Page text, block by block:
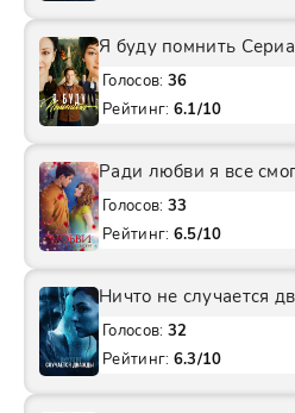
Я буду помнить
Голосов: 36
Рейтинг: 6.1/10
Ради любви я все
Голосов: 33
Рейтинг: 6.5/10
Ничто не случается
Голосов: 32
Рейтинг: 6.3/10